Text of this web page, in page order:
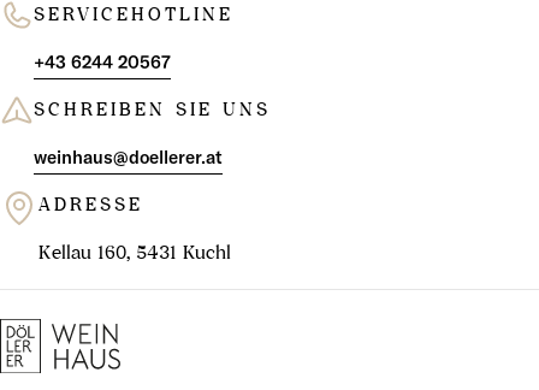
SERVICEHOTLINE
+43 6244 20567
SCHREIBEN SIE UNS
weinhaus@doellerer.at
ADRESSE
Kellau 160, 5431 Kuchl